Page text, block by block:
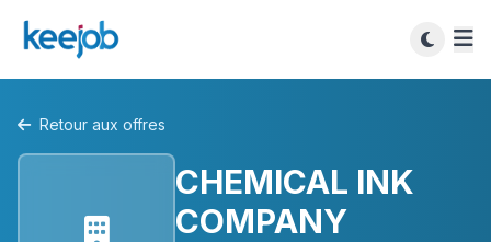
Retour aux offres
CHEMICAL INK
COMPANY